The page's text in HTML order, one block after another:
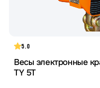
5.0
Весы электронные
TY 5T